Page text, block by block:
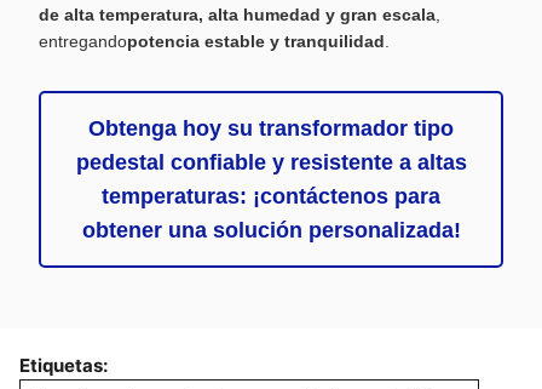
de alta temperatura, alta humedad y gran escala,
entregandopotencia estable y tranquilidad.
Obtenga hoy su transformador tipo
pedestal confiable y resistente a altas
temperaturas: ¡contáctenos para
obtener una solución personalizada!
Etiquetas: